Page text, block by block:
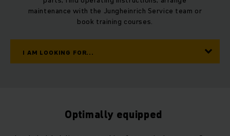
maintenance with the Jungheinrich Service team or
book training courses.
I AM LOOKING FOR...
Optimally equipped